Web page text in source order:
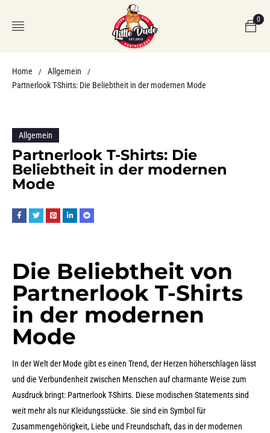
0
Home / Allgemein /
Partnerlook T-Shirts: Die Beliebtheit in der modernen Mode
Allgemein
Partnerlook T-Shirts: Die
Beliebtheit in der modernen
Mode
Die Beliebtheit von
Partnerlook T-Shirts
in der modernen
Mode
In der Welt der Mode gibt es einen Trend, der Herzen höherschlagen lässt
und die Verbundenheit zwischen Menschen auf charmante Weise zum
Ausdruck bringt: Partnerlook T-Shirts. Diese modischen Statements sind
weit mehr als nur Kleidungsstücke. Sie sind ein Symbol für
Zusammengehörigkeit, Liebe und Freundschaft, das in der modernen